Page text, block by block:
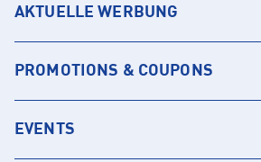
AKTUELLE WERBUNG
PROMOTIONS & COUPONS
EVENTS